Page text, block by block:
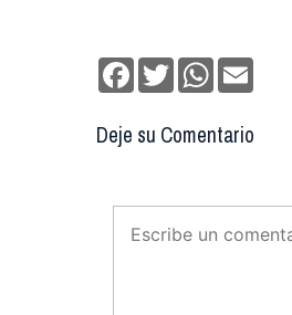
Facebook
TwitterWhatsApp
Deje su Comentario